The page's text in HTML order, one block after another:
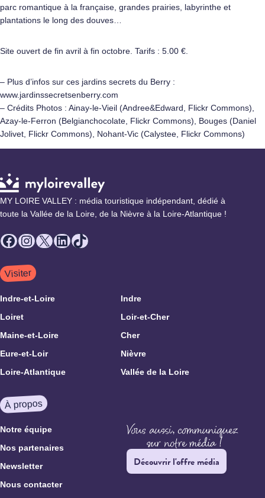
parc romantique à la française, grandes prairies, labyrinthe et
plantations le long des douves…
Site ouvert de fin avril à fin octobre. Tarifs : 5.00 €.
– Plus d’infos sur ces jardins secrets du Berry :
www.jardinssecretsenberry.com
– Crédits Photos : Ainay-le-Vieil (Andree&Edward, Flickr Commons),
Azay-le-Ferron (Belgianchocolate, Flickr Commons), Bouges (Daniel
Jolivet, Flickr Commons), Nohant-Vic (Calystee, Flickr Commons)
MY LOIRE VALLEY : média touristique indépendant, dédié à
toute la Vallée de la Loire, de la Nièvre à la Loire-Atlantique !
Facebook
Instagram
X LinkedIn
TikTok
Visiter
Indre-et-Loire
Indre
Loiret
Loir-et-Cher
Maine-et-Loire
Cher
Eure-et-Loir
Nièvre
Loire-Atlantique
Vallée de la Loire
À propos
Notre équipe
Nos partenaires
Newsletter
Nous contacter
Découvrir l'offre média